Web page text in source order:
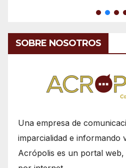
SOBRE NOSOTROS
Una empresa de
imparcialidad e informando
Acrópolis es un portal web,